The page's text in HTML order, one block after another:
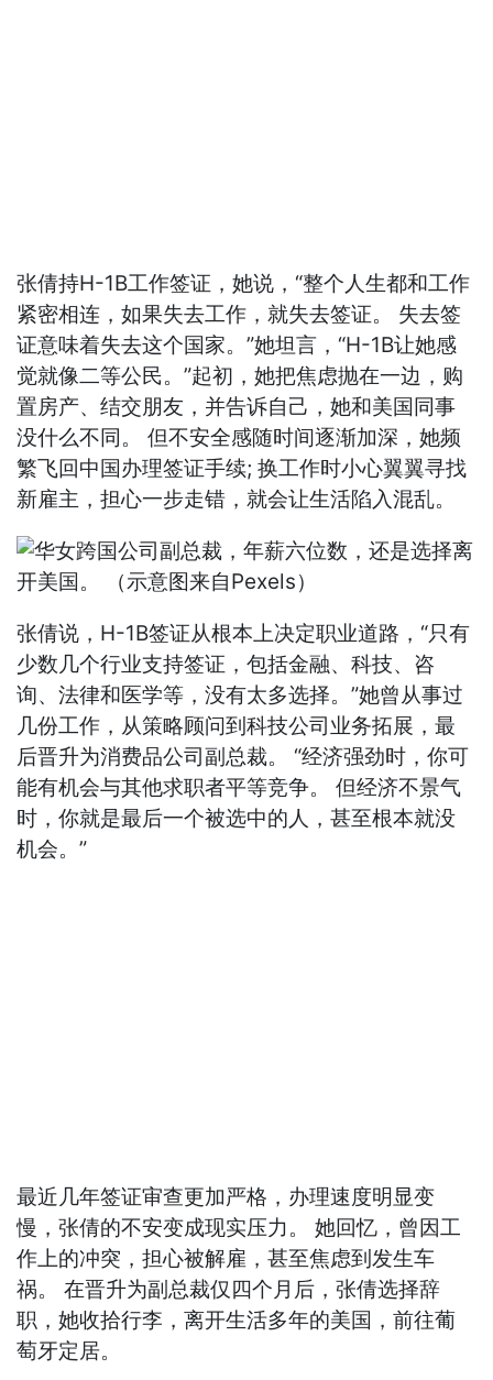
张倩持H-1B工作签证，她说，“整个人生都和工作
紧密相连，如果失去工作，就失去签证。 失去签
证意味着失去这个国家。”她坦言，“H-1B让她感
觉就像二等公民。”起初，她把焦虑抛在一边，购
置房产、结交朋友，并告诉自己，她和美国同事
没什么不同。 但不安全感随时间逐渐加深，她频
繁飞回中国办理签证手续; 换工作时小心翼翼寻找
新雇主，担心一步走错，就会让生活陷入混乱。
张倩说，H-1B签证从根本上决定职业道路，“只有
少数几个行业支持签证，包括金融、科技、咨
询、法律和医学等，没有太多选择。”她曾从事过
几份工作，从策略顾问到科技公司业务拓展，最
后晋升为消费品公司副总裁。 “经济强劲时，你可
能有机会与其他求职者平等竞争。 但经济不景气
时，你就是最后一个被选中的人，甚至根本就没
机会。”
最近几年签证审查更加严格，办理速度明显变
慢，张倩的不安变成现实压力。 她回忆，曾因工
作上的冲突，担心被解雇，甚至焦虑到发生车
祸。 在晋升为副总裁仅四个月后，张倩选择辞
职，她收拾行李，离开生活多年的美国，前往葡
萄牙定居。